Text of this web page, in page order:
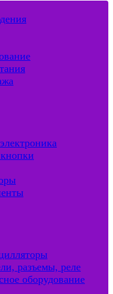
разъемы, реле
оборудование